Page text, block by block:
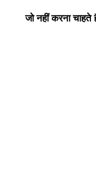
जो नहीं करना